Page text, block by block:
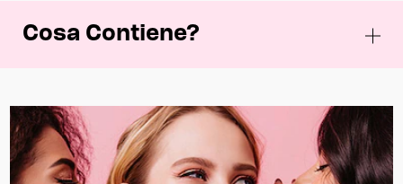
Cosa Contiene?